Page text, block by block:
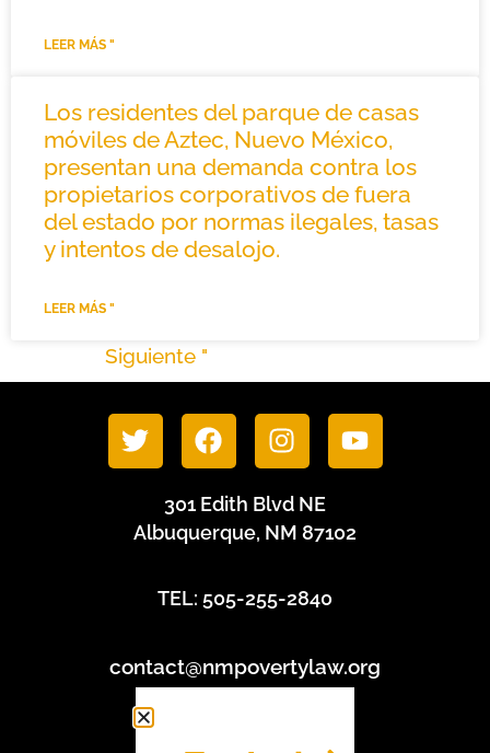
LEER MÁS "
Los residentes del parque de casas
móviles de Aztec, Nuevo México,
presentan una demanda contra los
propietarios corporativos de fuera
del estado por normas ilegales, tasas
y intentos de desalojo.
LEER MÁS "
Siguiente "
301 Edith Blvd NE
Albuquerque, NM 87102
TEL: 505-255-2840
contact@nmpovertylaw.org
Política de privacidad